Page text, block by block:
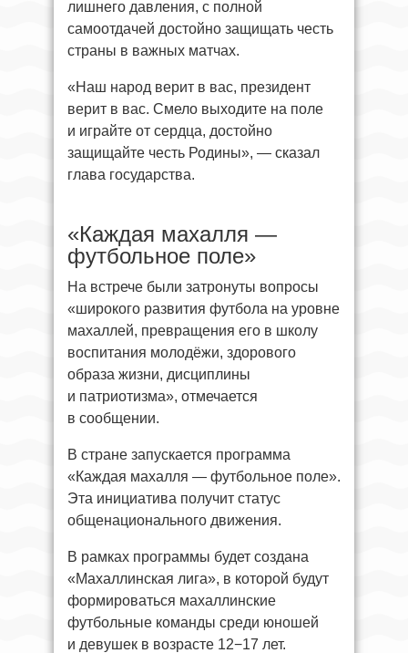
лишнего давления, с полной
самоотдачей достойно защищать честь
страны в важных матчах.
«Наш народ верит в вас, президент
верит в вас. Смело выходите на поле
и играйте от сердца, достойно
защищайте честь Родины», — сказал
глава государства.
«Каждая махалля —
футбольное поле»
На встрече были затронуты вопросы
«широкого развития футбола на уровне
махаллей, превращения его в школу
воспитания молодёжи, здорового
образа жизни, дисциплины
и патриотизма», отмечается
в сообщении.
В стране запускается программа
«Каждая махалля — футбольное поле».
Эта инициатива получит статус
общенационального движения.
В рамках программы будет создана
«Махаллинская лига», в которой будут
формироваться махаллинские
футбольные команды среди юношей
и девушек в возрасте 12−17 лет.